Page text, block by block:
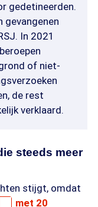
gedetineerden.
gevangenen
In 2021
of niet-
de rest
verklaard.
steeds meer
stijgt, omdat
met 20